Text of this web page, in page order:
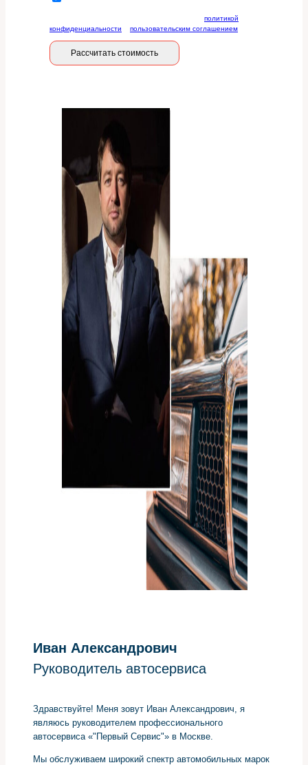
политикой
конфиденциальности
пользовательским соглашением
Рассчитать стоимость
Иван Александрович
Руководитель автосервиса
Здравствуйте! Меня зовут Иван Александрович, я
являюсь руководителем профессионального
автосервиса «"Первый Сервис"» в Москве.
Мы обслуживаем широкий спектр автомобильных марок